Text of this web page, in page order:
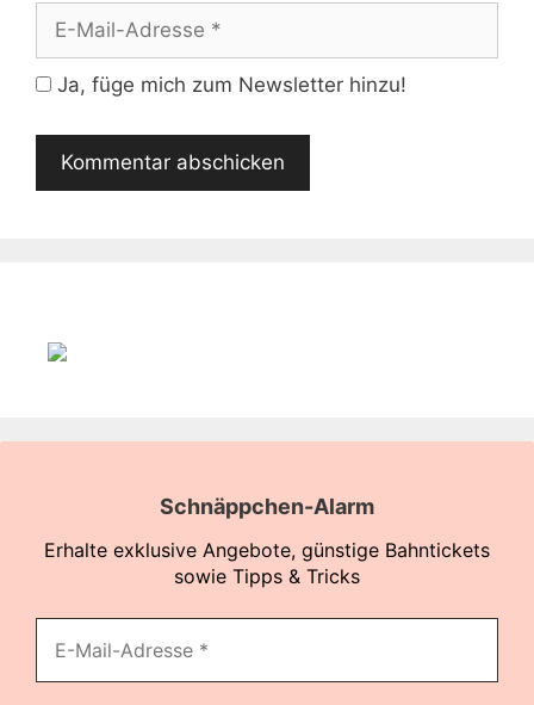
Adresse
Ja, füge mich zum Newsletter hinzu!
Schnäppchen-Alarm
Erhalte exklusive Angebote, günstige Bahntickets
sowie Tipps & Tricks